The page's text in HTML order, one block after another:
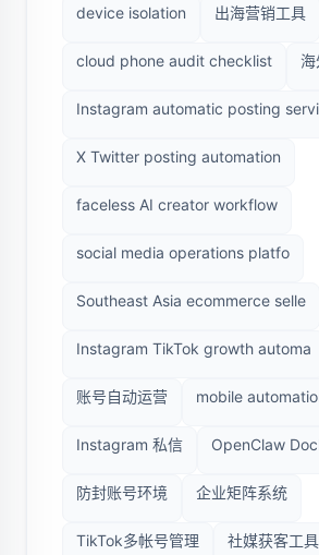
device isolation 出海营销工具
cloud phone audit checklist
Instagram automatic posting
X Twitter posting automation
faceless AI creator workflow
social media operations platfo
Southeast Asia ecommerce selle
Instagram TikTok growth automa
账号自动运营 mobile
Instagram 私信 OpenClaw
防封账号环境 企业矩阵系统
TikTok多帐号管理 社媒获客工具